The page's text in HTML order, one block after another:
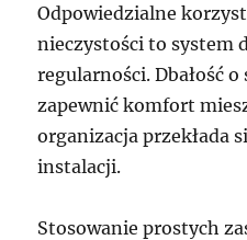
Odpowiedzialne
nieczystości to system
regularności. Dbałość o
zapewnić komfort
organizacja przekłada
instalacji.
Stosowanie prostych